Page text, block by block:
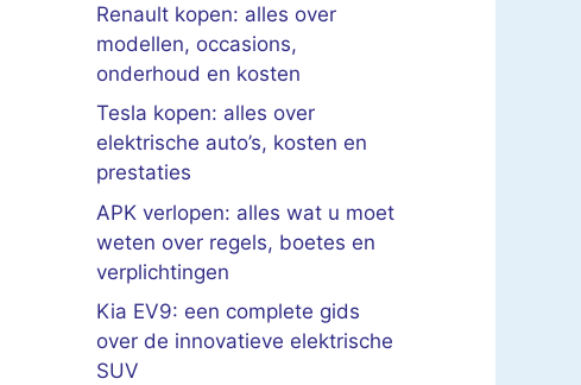
Renault kopen: alles over
modellen, occasions,
onderhoud en kosten
Tesla kopen: alles over
elektrische auto’s, kosten en
prestaties
APK verlopen: alles wat u moet
weten over regels, boetes en
verplichtingen
Kia EV9: een complete gids
over de innovatieve elektrische
SUV